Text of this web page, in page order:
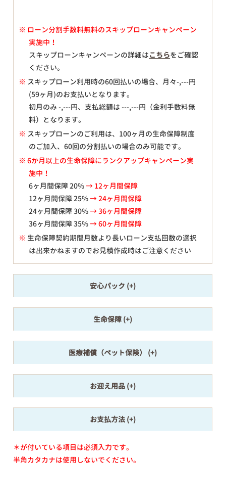
※ ローン分割手数料無料のスキップローンキャンペーン
実施中！
スキップローンキャンペーンの詳細はこちらをご確認
ください。
※ スキップローン利用時の60回払いの場合、月々-,---円
(59ヶ月)のお支払いとなります。
初月のみ-,---円、支払総額は---,---円（金利手数料無
料）となります。
※ スキップローンのご利用は、100ヶ月の生命保障制度
のご加入、60回の分割払いの場合のみ可能です。
※ 6か月以上の生命保障にランクアップキャンペーン実
施中！
6ヶ月間保障 20%→ 12ヶ月間保障
12ヶ月間保障 25%→ 24ヶ月間保障
24ヶ月間保障 30%→ 36ヶ月間保障
36ヶ月間保障 35%→ 60ヶ月間保障
※ 生命保障契約期間月数より長いローン支払回数の選択
は出来かねますのでお見積作成時はご注意ください
安心パック
生命保障
医療補償（ペット保険）
お迎え用品
お支払方法
＊が付いている項目は必須入力です。
半角カタカナは使用しないでください。